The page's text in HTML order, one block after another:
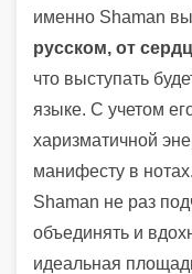
именно Shaman
русском, от
что выступать
языке. С учетом
харизматичной
манифесту в нотах.
Shaman не раз
объединять и
идеальная